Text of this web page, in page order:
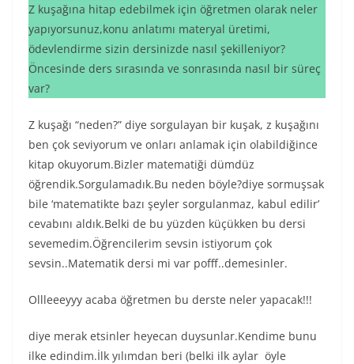
Z kuşağına hitap edebilmek için öğretmen olarak neler
yapıyorsunuz,konu anlatımı materyal üretimi,
ödevlendirme sizin dersinizde nasıl şekilleniyor?
Öncesinde ders sırasında ve sonrasında nasıl bir süreç
var?
Z kuşağı “neden?” diye sorgulayan bir kuşak, z kuşağını
ben çok seviyorum ve onları anlamak için olabildiğince
kitap okuyorum.Bizler matematiği dümdüz
öğrendik.Sorgulamadık.Bu neden böyle?diye sormuşsak
bile ‘matematikte bazı şeyler sorgulanmaz, kabul edilir’
cevabını aldık.Belki de bu yüzden küçükken bu dersi
sevemedim.Öğrencilerim sevsin istiyorum çok
sevsin..Matematik dersi mi var pofff..demesinler.
Ollleeeyyy acaba öğretmen bu derste neler yapacak!!!
diye merak etsinler heyecan duysunlar.Kendime bunu
ilke edindim.İlk yılımdan beri (belki ilk aylar öyle